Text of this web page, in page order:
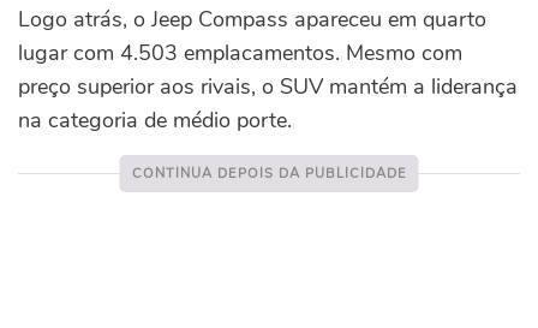
Logo atrás, o Jeep Compass apareceu em quarto
lugar com 4.503 emplacamentos. Mesmo com
preço superior aos rivais, o SUV mantém a liderança
na categoria de médio porte.